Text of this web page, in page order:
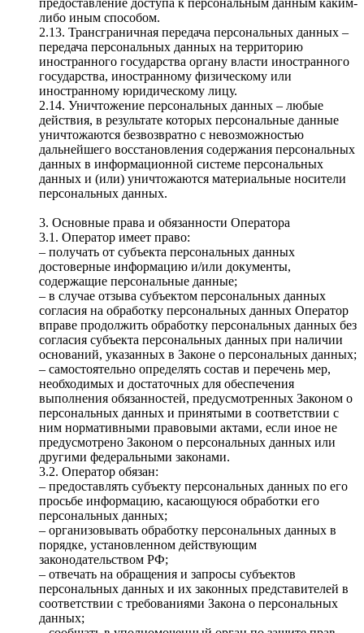
предоставление доступа к персональным данным каким-
либо иным способом.
2.13. Трансграничная передача персональных данных –
передача персональных данных на территорию
иностранного государства органу власти иностранного
государства, иностранному физическому или
иностранному юридическому лицу.
2.14. Уничтожение персональных данных – любые
действия, в результате которых персональные данные
уничтожаются безвозвратно с невозможностью
дальнейшего восстановления содержания персональных
данных в информационной системе персональных
данных и (или) уничтожаются материальные носители
персональных данных.
3. Основные права и обязанности Оператора
3.1. Оператор имеет право:
– получать от субъекта персональных данных
достоверные информацию и/или документы,
содержащие персональные данные;
– в случае отзыва субъектом персональных данных
согласия на обработку персональных данных Оператор
вправе продолжить обработку персональных данных без
согласия субъекта персональных данных при наличии
оснований, указанных в Законе о персональных данных;
– самостоятельно определять состав и перечень мер,
необходимых и достаточных для обеспечения
выполнения обязанностей, предусмотренных Законом о
персональных данных и принятыми в соответствии с
ним нормативными правовыми актами, если иное не
предусмотрено Законом о персональных данных или
другими федеральными законами.
3.2. Оператор обязан:
– предоставлять субъекту персональных данных по его
просьбе информацию, касающуюся обработки его
персональных данных;
– организовывать обработку персональных данных в
порядке, установленном действующим
законодательством РФ;
– отвечать на обращения и запросы субъектов
персональных данных и их законных представителей в
соответствии с требованиями Закона о персональных
данных;